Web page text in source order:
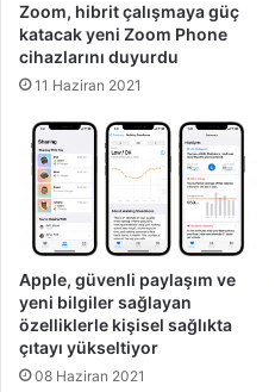
Zoom, hibrit çalışmaya güç
katacak yeni Zoom Phone
cihazlarını duyurdu
11 Haziran 2021
Apple, güvenli paylaşım ve
yeni bilgiler sağlayan
özelliklerle kişisel sağlıkta
çıtayı yükseltiyor
08 Haziran 2021